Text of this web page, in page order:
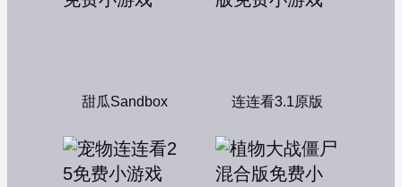
甜瓜Sandbox 连连看3.1原版